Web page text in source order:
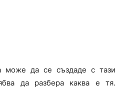
може да се създаде с тази
да разбера каква е тя.